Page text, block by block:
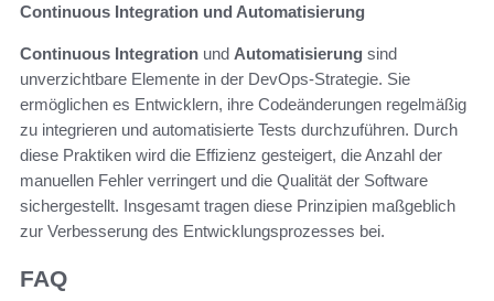
Continuous Integration und Automatisierung
Continuous Integration und Automatisierung sind
unverzichtbare Elemente in der DevOps-Strategie. Sie
ermöglichen es Entwicklern, ihre Codeänderungen regelmäßig
zu integrieren und automatisierte Tests durchzuführen. Durch
diese Praktiken wird die Effizienz gesteigert, die Anzahl der
manuellen Fehler verringert und die Qualität der Software
sichergestellt. Insgesamt tragen diese Prinzipien maßgeblich
zur Verbesserung des Entwicklungsprozesses bei.
FAQ